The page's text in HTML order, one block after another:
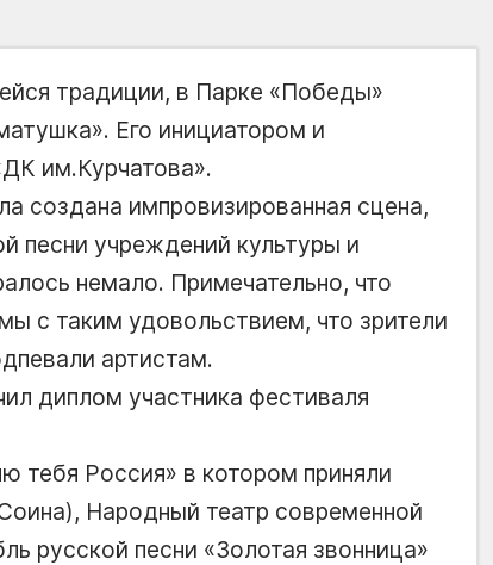
традиции, в Парке «Победы»
Его инициатором и
им.Курчатова».
создана импровизированная сцена,
песни учреждений культуры и
немало. Примечательно, что
с таким удовольствием, что зрители
артистам.
диплом участника фестиваля
тебя Россия» в котором приняли
Народный театр современной
русской песни «Золотая звонница»